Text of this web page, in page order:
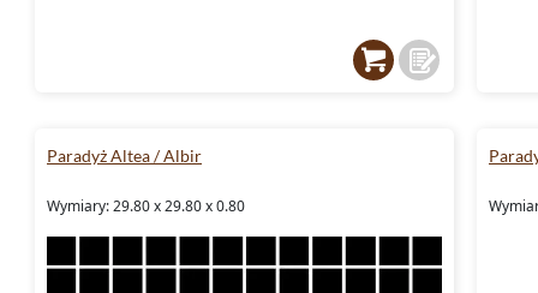
Paradyż Altea / Albir
Wymiary: 29.80 x 29.80 x 0.80